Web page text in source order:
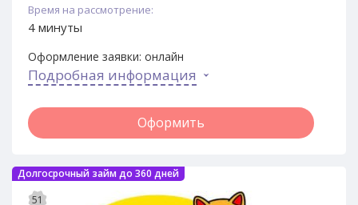
Время на рассмотрение:
4 минуты
Оформление заявки: онлайн
Подробная информация
Оформить
Долгосрочный займ до 360 дней
51